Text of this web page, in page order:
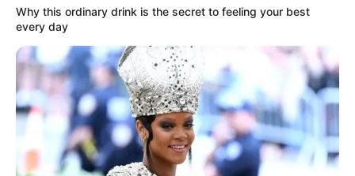
Why this ordinary drink is the secret to feeling your best
every day